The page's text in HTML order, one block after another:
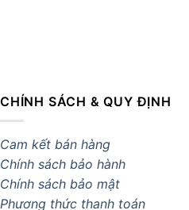
CHÍNH SÁCH & QUY ĐỊNH
Cam kết bán hàng
Chính sách bảo hành
Chính sách bảo mật
Phương thức thanh toán